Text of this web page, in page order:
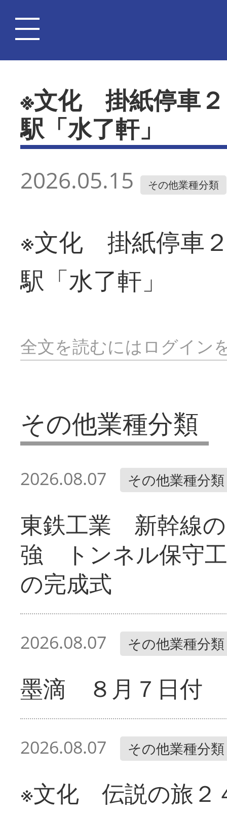
※文化 掛紙停車
駅「水了軒」
2026.05.15 その他業種分類
※文化 掛紙停車
駅「水了軒」
全文を読むにはログイン
その他業種分類
2026.08.07 その他業種分類
東鉄工業 新幹線
強 トンネル保守
の完成式
2026.08.07 その他業種分類
墨滴 ８月７日付
2026.08.07 その他業種分類
※文化 伝説の旅２